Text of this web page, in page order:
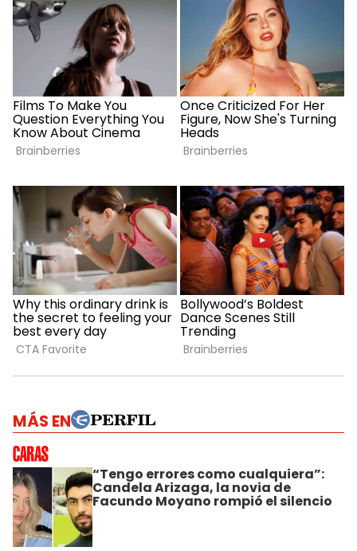
MÁS EN
“Tengo errores como cualquiera”:
Candela Arizaga, la novia de
Facundo Moyano rompió el silencio